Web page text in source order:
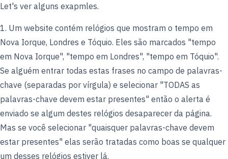
Let's ver alguns exapmles.
1. Um website contém relógios que mostram o tempo em
Nova Iorque, Londres e Tóquio. Eles são marcados "tempo
em Nova Iorque", "tempo em Londres", "tempo em Tóquio".
Se alguém entrar todas estas frases no campo de palavras-
chave (separadas por vírgula) e selecionar "TODAS as
palavras-chave devem estar presentes" então o alerta é
enviado se algum destes relógios desaparecer da página.
Mas se você selecionar "quaisquer palavras-chave devem
estar presentes" elas serão tratadas como boas se qualquer
um desses relógios estiver lá.